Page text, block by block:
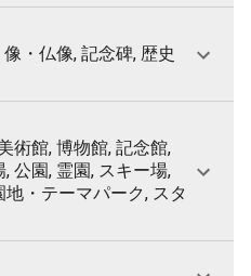
・仏像, 記念碑, 歴史
術館, 博物館, 記念館,
公園, 霊園, スキー場,
・テーマパーク, スタ